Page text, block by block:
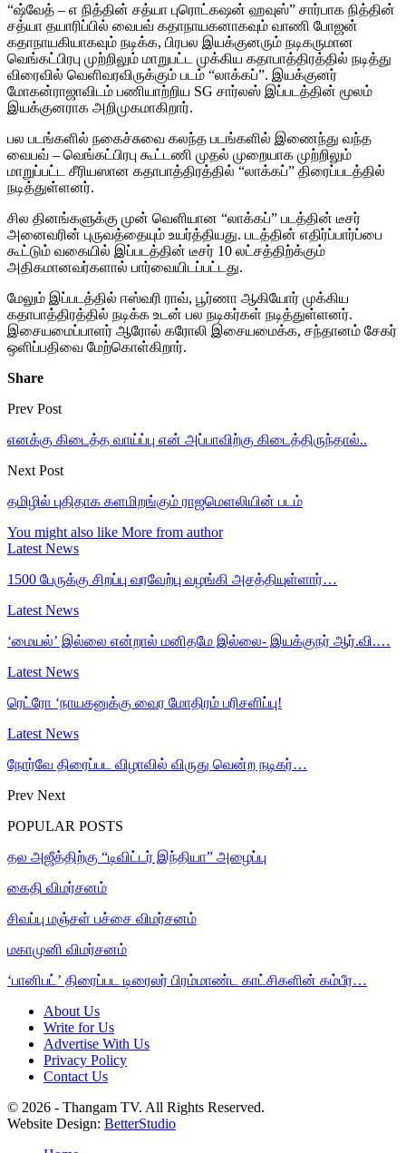
“ஷ்வேத் – எ நித்தின் சத்யா புரொட்கஷன் ஹவுஸ்” சார்பாக நித்தின்
சத்யா தயாரிப்பில் வைபவ் கதாநாயகனாகவும் வாணி போஜன்
கதாநாயகியாகவும் நடிக்க, பிரபல இயக்குனரும் நடிகருமான
வெங்கட்பிரபு முற்றிலும் மாறுபட்ட முக்கிய கதாபாத்திரத்தில் நடித்து
விரைவில் வெளிவரவிருக்கும் படம் “லாக்கப்”. இயக்குனர்
மோகன்ராஜாவிடம் பணியாற்றிய SG சார்லஸ் இப்படத்தின் மூலம்
இயக்குனராக அறிமுகமாகிறார்.
பல படங்களில் நகைச்சுவை கலந்த படங்களில் இணைந்து வந்த
வைபவ் – வெங்கட்பிரபு கூட்டணி முதல் முறையாக முற்றிலும்
மாறுப்பட்ட சீரியஸான கதாபாத்திரத்தில் “லாக்கப்” திரைப்படத்தில்
நடித்துள்ளனர்.
சில தினங்களுக்கு முன் வெளியான “லாக்கப்” படத்தின் டீசர்
அனைவரின் புருவத்தையும் உயர்த்தியது. படத்தின் எதிர்ப்பார்ப்பை
கூட்டும் வகையில் இப்படத்தின் டீசர் 10 லட்சத்திற்க்கும்
அதிகமானவர்களால் பார்வையிடப்பட்டது.
மேலும் இப்படத்தில் ஈஸ்வரி ராவ், பூர்ணா ஆகியோர் முக்கிய
கதாபாத்திரத்தில் நடிக்க உடன் பல நடிகர்கள் நடித்துள்ளனர்.
இசையமைப்பாளர் ஆரோல் கரோலி இசையமைக்க, சந்தானம் சேகர்
ஒளிப்பதிவை மேற்கொள்கிறார்.
Share
Prev Post
எனக்கு கிடைத்த வாய்ப்பு என் அப்பாவிற்கு கிடைத்திருந்தால்..
Next Post
தமிழில் புதிதாக களமிறங்கும் ராஜமெளலியின் படம்
You might also like More from author
Latest News
1500 பேருக்கு சிறப்பு வரவேற்பு வழங்கி அசத்தியுள்ளார்…
Latest News
‘மையல்’ இல்லை என்றால் மனிதமே இல்லை- இயக்குநர் ஆர்.வி.…
Latest News
ரெட்ரோ ‘நாயகனுக்கு வைர மோதிரம் பரிசளிப்பு!
Latest News
நோர்வே திரைப்பட விழாவில் விருது வென்ற நடிகர்…
Prev Next
POPULAR POSTS
தல அஜீத்திற்கு “டிவிட்டர் இந்தியா” அழைப்பு
கைதி விமர்சனம்
சிவப்பு மஞ்சள் பச்சை விமர்சனம்
மகாமுனி விமர்சனம்
‘பானிபட்’ திரைப்பட டிரைலர் பிரம்மாண்ட காட்சிகளின் கம்பீர…
About Us
Write for Us
Advertise With Us
Privacy Policy
Contact Us
© 2026 - Thangam TV. All Rights Reserved.
Website Design: BetterStudio